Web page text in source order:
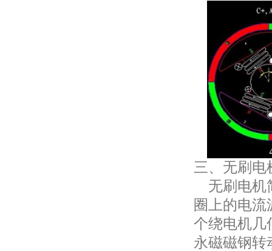
三、无刷电
无刷电机
圈上的电
个绕电机几
永磁磁钢转